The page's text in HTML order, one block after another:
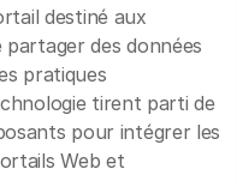
destiné aux
des données
pratiques
tirent parti de
pour intégrer les
Web et